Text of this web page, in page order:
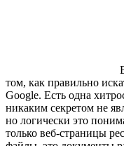
том, как правильно
Google. Есть одна
никаким секретом не
но логически это
только веб-страницы